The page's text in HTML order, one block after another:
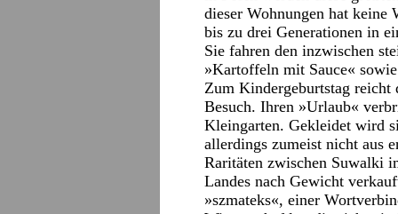
dieser Wohnungen hat keine
bis zu drei Generationen in
Sie fahren den inzwischen
»Kartoffeln mit Sauce«
Zum Kindergeburtstag
Besuch. Ihren »Urlaub«
Kleingarten. Gekleidet wird
allerdings zumeist nicht aus
Raritäten zwischen Suwalki
Landes nach Gewicht
»szmateks«, einer